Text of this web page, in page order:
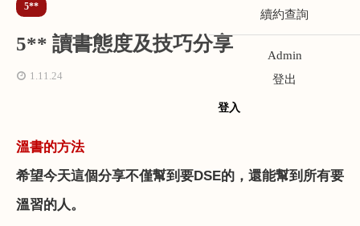
續約查詢
Admin
登出
登入
5**
5** 讀書態度及技巧分享
1.11.24
溫書的方法
希望今天這個分享不僅幫到要DSE的，還能幫到所有要
溫習的人。